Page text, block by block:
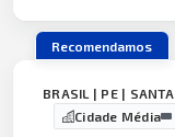
Recomendamos
BRASIL | PE |
Cidade Média